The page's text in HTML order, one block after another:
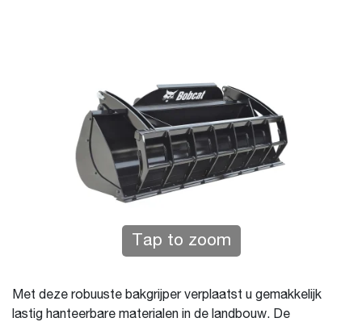
Tap to zoom
Met deze robuuste bakgrijper verplaatst u gemakkelijk
lastig hanteerbare materialen in de landbouw. De